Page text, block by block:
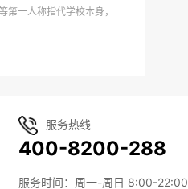
第一人称指代学校本身，
服务热线
400-8200-288
服务时间：周一-周日 8:00-22:00